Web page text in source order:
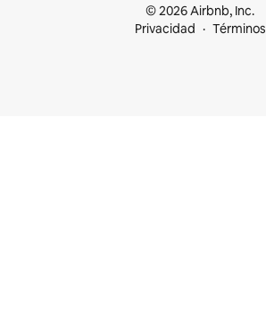
© 2026 Airbnb, Inc.
Privacidad
Términos